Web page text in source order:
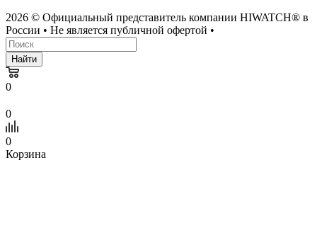
2026 © Официальный представитель компании HIWATCH® в
России • Не является публичной офертой •
Найти
0
0
0
Корзина